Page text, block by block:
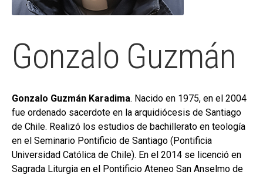
Gonzalo Guzmán
Gonzalo Guzmán Karadima. Nacido en 1975, en el 2004
fue ordenado sacerdote en la arquidiócesis de Santiago
de Chile. Realizó los estudios de bachillerato en teología
en el Seminario Pontificio de Santiago (Pontificia
Universidad Católica de Chile). En el 2014 se licenció en
Sagrada Liturgia en el Pontificio Ateneo San Anselmo de